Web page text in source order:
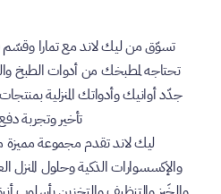
تسوّق من ليك لاند مع تمارا وقسّم
تحتاجه لمطبخك من أدوات الطبخ
جدّد أوانيك وأدواتك المنزلية
تأخير وتجربة
ليك لاند تقدم مجموعة مميزة
والإكسسوارات الذكية وحلول المنزل